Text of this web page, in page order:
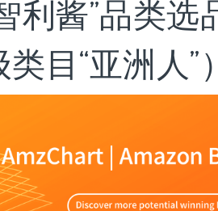
利酱”品类选
目“亚洲人”